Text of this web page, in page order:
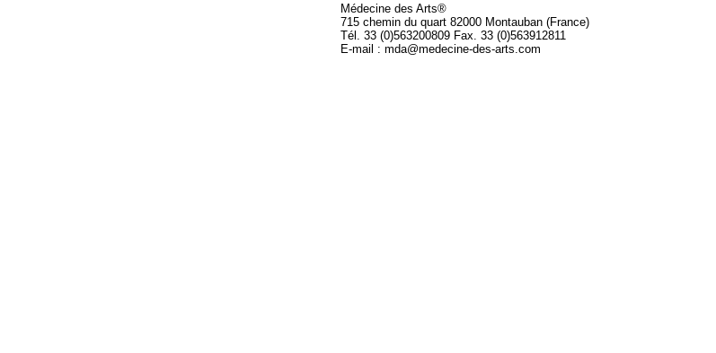
Médecine des Arts®
715 chemin du quart 82000 Montauban (France)
Tél. 33 (0)563200809 Fax. 33 (0)563912811
E-mail : mda@medecine-des-arts.com